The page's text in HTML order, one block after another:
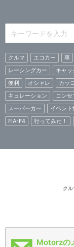
クルマ エコカー 車
レーシングカー
キャッ
便利
オシャレ カッ
キュレーション
コン
スーパーカー
イベント
FIA-F4
行ってみた！
ク
Motorzの